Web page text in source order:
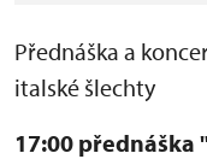
Přednáška a
italské šlechty
17:00 přednáška